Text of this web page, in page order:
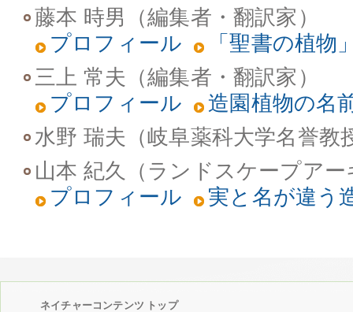
藤本 時男（編集者・翻訳家）
プロフィール
「聖書の植物
三上 常夫（編集者・翻訳家）
プロフィール
造園植物の名
水野 瑞夫（岐阜薬科大学名誉教
山本 紀久（ランドスケープア
プロフィール
実と名が違う
ネイチャーコンテンツ トップ